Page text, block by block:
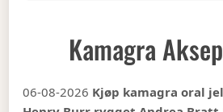
Kamagra
06-08-2026 Kjøp kamagra oral